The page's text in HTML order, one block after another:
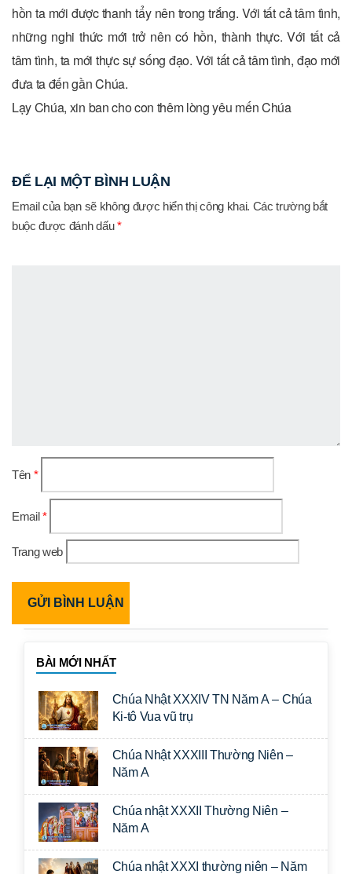
hồn ta mới được thanh tẩy nên trong trắng. Với tất cả tâm tình,
những nghi thức mới trở nên có hồn, thành thực. Với tất cả
tâm tình, ta mới thực sự sống đạo. Với tất cả tâm tình, đạo mới
đưa ta đến gần Chúa.
Lạy Chúa, xin ban cho con thêm lòng yêu mến Chúa
ĐỂ LẠI MỘT BÌNH LUẬN
Email của bạn sẽ không được hiển thị công khai. Các trường bắt
buộc được đánh dấu*
Tên *
Email*
Trang web
BÀI MỚI NHẤT
Chúa Nhật XXXIV TN Năm A – Chúa
Ki-tô Vua vũ trụ
Chúa Nhật XXXIII Thường Niên –
Năm A
Chúa nhật XXXII Thường Niên –
Năm A
Chúa nhật XXXI thường niên – Năm